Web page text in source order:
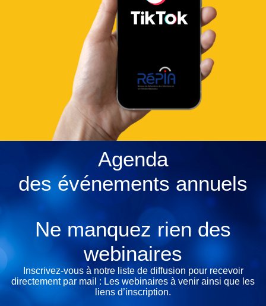
Agenda
des événements annuels
Ne manquez rien des
webinaires
Inscrivez-vous à notre liste de diffusion pour recevoir
directement par mail : Les webinaires à venir ainsi que les
liens d’inscription.